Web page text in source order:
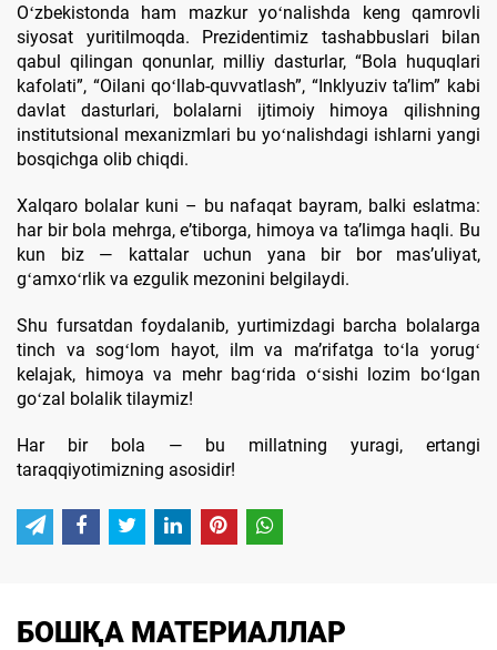
Oʻzbekistonda ham mazkur yoʻnalishda keng qamrovli
siyosat yuritilmoqda. Prezidentimiz tashabbuslari bilan
qabul qilingan qonunlar, milliy dasturlar, “Bola huquqlari
kafolati”, “Oilani qoʻllab-quvvatlash”, “Inklyuziv taʼlim” kabi
davlat dasturlari, bolalarni ijtimoiy himoya qilishning
institutsional mexanizmlari bu yoʻnalishdagi ishlarni yangi
bosqichga olib chiqdi.
Xalqaro bolalar kuni – bu nafaqat bayram, balki eslatma:
har bir bola mehrga, eʼtiborga, himoya va taʼlimga haqli. Bu
kun biz — kattalar uchun yana bir bor masʼuliyat,
gʻamxoʻrlik va ezgulik mezonini belgilaydi.
Shu fursatdan foydalanib, yurtimizdagi barcha bolalarga
tinch va sogʻlom hayot, ilm va maʼrifatga toʻla yorugʻ
kelajak, himoya va mehr bagʻrida oʻsishi lozim boʻlgan
goʻzal bolalik tilaymiz!
Har bir bola — bu millatning yuragi, ertangi
taraqqiyotimizning asosidir!
БОШҚА МАТЕРИАЛЛАР